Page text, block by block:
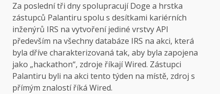
Za poslední tři dny spolupracují Doge a hrstka
zástupců Palantiru spolu s desítkami kariérních
inženýrů IRS na vytvoření jediné vrstvy API
především na všechny databáze IRS na akci, která
byla dříve charakterizovaná tak, aby byla zapojena
jako „hackathon“, zdroje říkají Wired. Zástupci
Palantiru byli na akci tento týden na místě, zdroj s
přímým znalostí říká Wired.